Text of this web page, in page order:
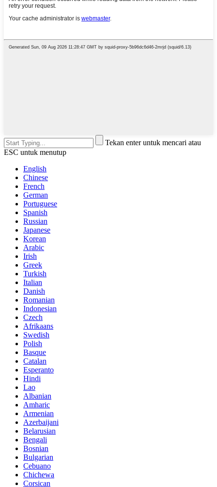
Tekan enter untuk mencari atau
ESC untuk menutup
English
Chinese
French
German
Portuguese
Spanish
Russian
Japanese
Korean
Arabic
Irish
Greek
Turkish
Italian
Danish
Romanian
Indonesian
Czech
Afrikaans
Swedish
Polish
Basque
Catalan
Esperanto
Hindi
Lao
Albanian
Amharic
Armenian
Azerbaijani
Belarusian
Bengali
Bosnian
Bulgarian
Cebuano
Chichewa
Corsican